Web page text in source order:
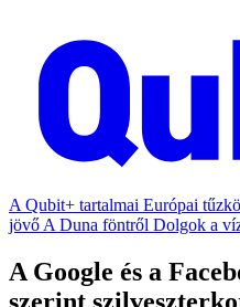
A Qubit+ tartalmai Európai
jövő A Duna föntről Dolgok a
A Google és a